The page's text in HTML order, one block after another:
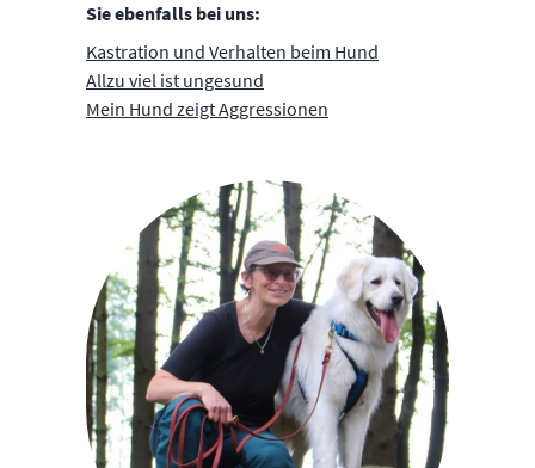
Sie ebenfalls bei uns:
Kastration und Verhalten beim Hund
Allzu viel ist ungesund
Mein Hund zeigt Aggressionen